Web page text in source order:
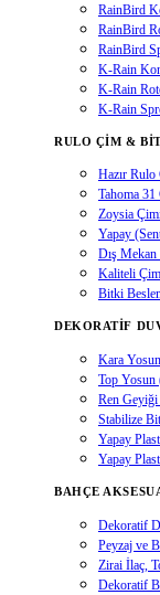
RainBird
RainBird
RainBird
K-Rain
K-Rain
K-Rain
RULO ÇIM &
Hazır Rulo
Tahoma
Zoysia
Yapay
Dış Mekan
Kaliteli
Bitki
DEKORATIF
Kara
Top
Ren
Stabilize
Yapay
Yapay
BAHÇE
Dekoratif
Peyzaj ve
Zirai İlaç,
Dekoratif